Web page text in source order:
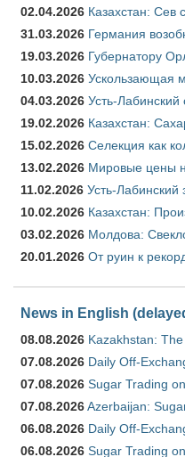
02.04.2026 Казахстан: Сев
31.03.2026 Германия
19.03.2026 Губернатору
10.03.2026 Ускользающая
04.03.2026 Усть-
19.02.2026 Казахстан:
15.02.2026 Селекция как
13.02.2026 Мировые цены
11.02.2026 Усть-Лабинский
10.02.2026 Казахстан:
03.02.2026 Молдова:
20.01.2026 От руин к
News in English
08.08.2026 Kazakhstan:
07.08.2026 Daily Off-
07.08.2026 Sugar Trading
07.08.2026Azerbaijan:
06.08.2026 Daily Off-
06.08.2026 Sugar Trading